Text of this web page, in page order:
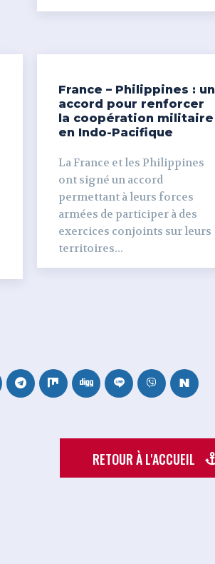
France – Philippines : un
accord pour renforcer
la coopération militaire
en Indo-Pacifique
La France et les Philippines
ont signé un accord
permettant à leurs forces
armées de participer à des
exercices conjoints sur leurs
territoires...
RETOUR À L'ACCUEIL